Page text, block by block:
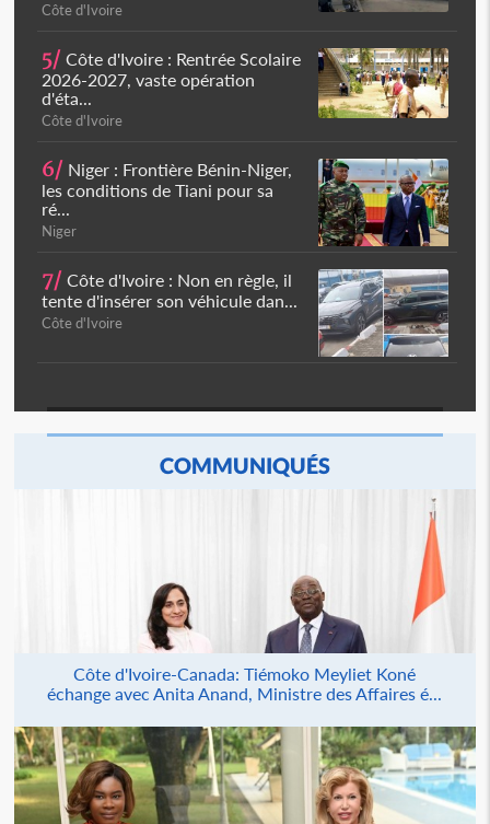
Côte d'Ivoire
5/ Côte d'Ivoire : Rentrée Scolaire
2026-2027, vaste opération
d'éta...
Côte d'Ivoire
6/ Niger : Frontière Bénin-Niger,
les conditions de Tiani pour sa
ré...
Niger
7/ Côte d'Ivoire : Non en règle, il
tente d'insérer son véhicule dan...
Côte d'Ivoire
COMMUNIQUÉS
Côte d'Ivoire-Canada: Tiémoko Meyliet Koné
échange avec Anita Anand, Ministre des Affaires é...